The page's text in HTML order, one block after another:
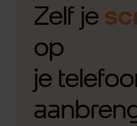
Zelf je
op
je